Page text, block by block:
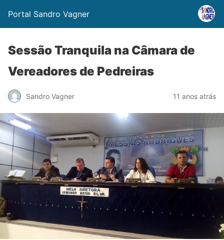
Portal Sandro Vagner
Sessão Tranquila na Câmara de
Vereadores de Pedreiras
Sandro Vagner 11 anos atrás